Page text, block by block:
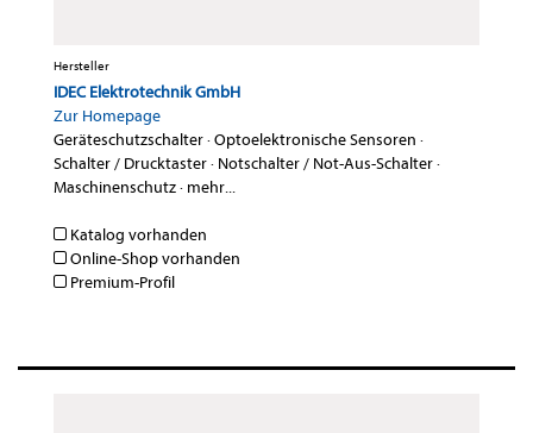
Hersteller
IDEC Elektrotechnik GmbH
Zur Homepage
Geräteschutzschalter·Optoelektronische Sensoren ·
Schalter / Drucktaster· Notschalter / Not-Aus-Schalter·
Maschinenschutz· mehr...
Katalog vorhanden
Online-Shop vorhanden
Premium-Profil